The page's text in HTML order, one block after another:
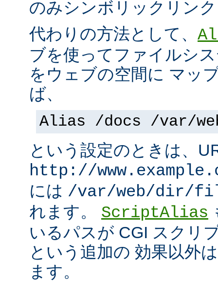
のみシンボリックリン
代わりの方法として、
ブを使ってファイルシ
をウェブの空間に マッ
ば、
Alias /docs /var/
という設定のときは、
http://
には /var/web/dir/
れます。 ScriptAlias
いるパスが CGI スクリ
という追加の 効果以外
ます。